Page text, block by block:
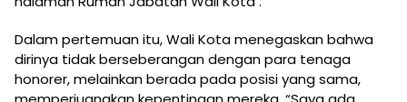
Dalam pertemuan itu, Wali Kota menegaskan bahwa
dirinya tidak berseberangan dengan para tenaga
honorer, melainkan berada pada posisi yang sama,